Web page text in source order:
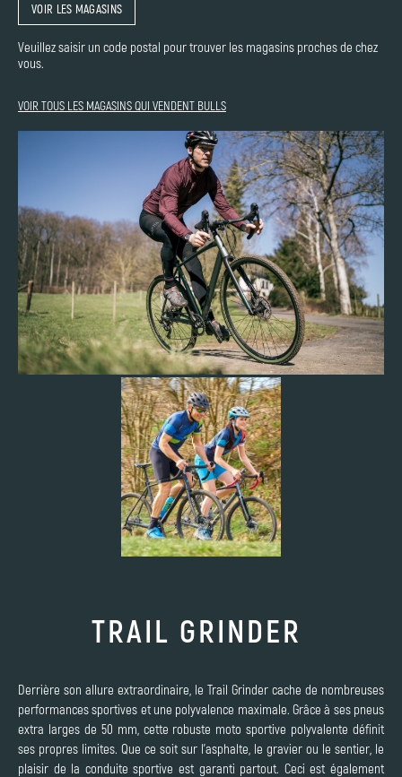
VOIR LES MAGASINS
Veuillez saisir un code postal pour trouver les magasins proches de chez
vous.
VOIR TOUS LES MAGASINS QUI VENDENT BULLS
TRAIL GRINDER
Derrière son allure extraordinaire, le Trail Grinder cache de nombreuses
performances sportives et une polyvalence maximale. Grâce à ses pneus
extra larges de 50 mm, cette robuste moto sportive polyvalente définit
ses propres limites. Que ce soit sur l'asphalte, le gravier ou le sentier, le
plaisir de la conduite sportive est garanti partout. Ceci est également